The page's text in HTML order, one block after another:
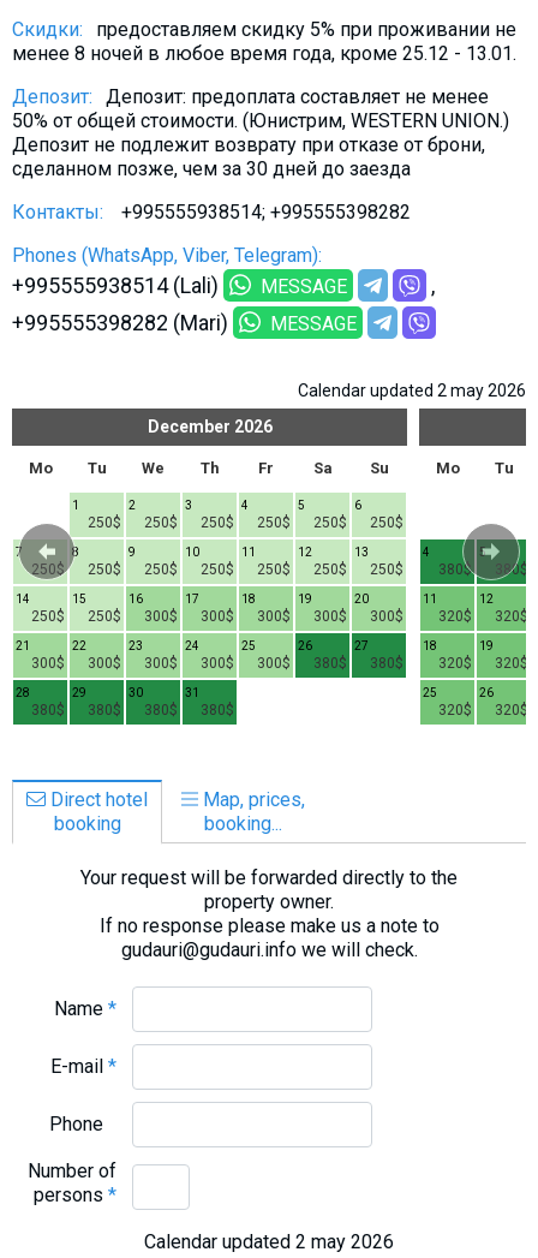
Скидки:
предоставляем скидку 5% при проживании не
менее 8 ночей в любое время года, кроме 25.12 - 13.01.
Депозит:
Депозит: предоплата составляет не менее
50% от общей стоимости. (Юнистрим, WESTERN UNION.)
Депозит не подлежит возврату при отказе от брони,
сделанном позже, чем за 30 дней до заезда
Контакты:
+995555938514; +995555398282
Phones (WhatsApp, Viber, Telegram):
+995555938514 (Lali) MESSAGE
+995555398282 (Mari) MESSAGE
Calendar updated 2 may 2026
December 2026
Mo Tu We Th Fr Sa Su
250$
1
250$
2
250$
3
250$
4
250$
5
250$
6
250$
7
250$
8
250$
9
250$
10
250$
11
250$
12
250$
13
250$
14
250$
15
300$
16
300$
17
300$
18
300$
19
300$
20
300$
21
300$
22
300$
23
300$
24
300$
25
380$
26
380$
27
380$
28
380$
29
380$
30
380$
31
Mo Tu
380$
4
380$
5
320$
11
320$
12
320$
18
320$
19
320$
25
320$
26
Direct hotel
booking
Map, prices,
booking...
Your request will be forwarded directly to the
property owner.
If no response please make us a note to
gudauri@gudauri.info we will check.
Name*
E-mail*
Phone
Number of
persons*
Calendar updated 2 may 2026